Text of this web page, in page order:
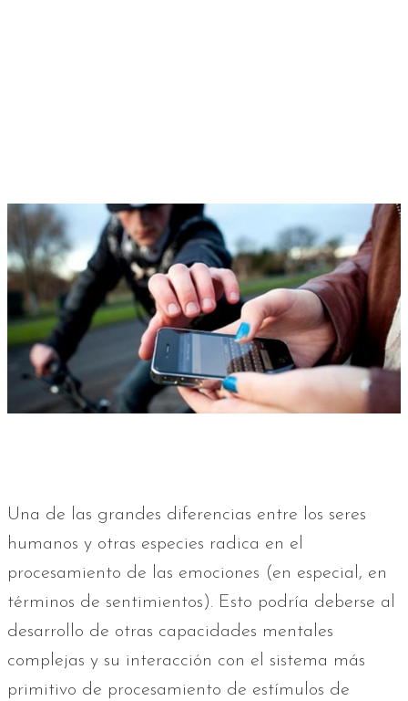
Una de las grandes diferencias entre los seres
humanos y otras especies radica en el
procesamiento de las emociones (en especial, en
términos de sentimientos). Esto podría deberse al
desarrollo de otras capacidades mentales
complejas y su interacción con el sistema más
primitivo de procesamiento de estímulos de